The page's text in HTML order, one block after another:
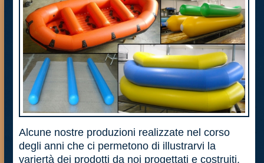
Alcune nostre produzioni realizzate nel corso
degli anni che ci permetono di illustrarvi la
variertà dei prodotti da noi progettati e costruiti.